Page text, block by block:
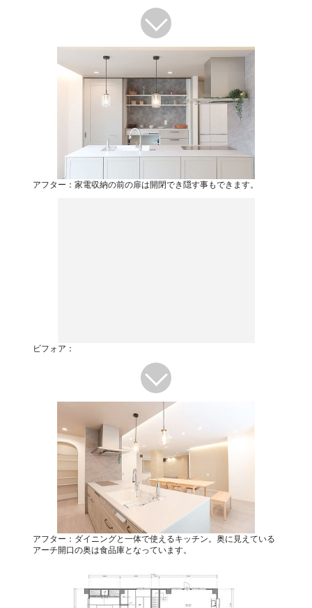
アフター：家電収納の前の扉は開閉でき隠す事もできます。
ビフォア：
アフター：ダイニングと一体で使えるキッチン。奥に見えている
アーチ開口の奥は食品庫となっています。